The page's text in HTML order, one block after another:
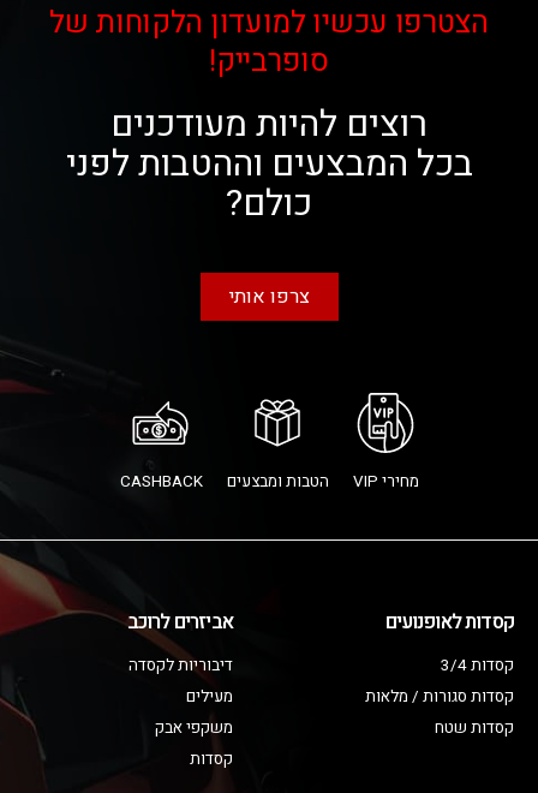
הצטרפו עכשיו למועדון הלקוחות של
סופרבייק!
רוצים להיות מעודכנים
בכל המבצעים וההטבות לפני
כולם?
צרפו אותי
מחירי VIP הטבות ומבצעים CASHBACK
קסדות לאופנועים
קסדות 3/4
קסדות סגורות / מלאות
קסדות שטח
אביזרים לרוכב
דיבוריות לקסדה
מעילים
משקפי אבק
קסדות